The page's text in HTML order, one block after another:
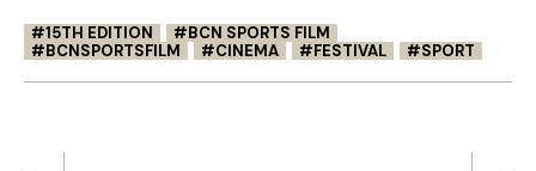
15TH EDITION
BCN SPORTS FILM
BCNSPORTSFILM
CINEMA FESTIVAL SPORT